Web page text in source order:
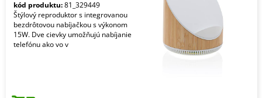
kód produktu:81_329449
Štýlový reproduktor s integrovanou
bezdrôtovou nabíjačkou s výkonom
15W. Dve cievky umožňujú nabíjanie
telefónu ako vo v